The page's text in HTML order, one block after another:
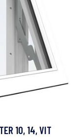
10, 14, VIT